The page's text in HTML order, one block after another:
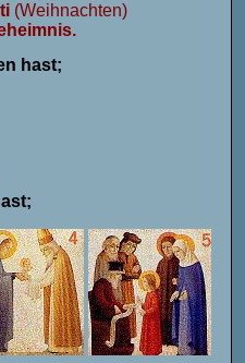
(Weihnachten)
hast;